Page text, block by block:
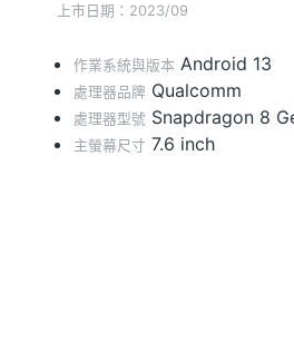
上市日期：2023/09
作業系統與版本 Android 13
處理器品牌 Qualcomm
處理器型號 Snapdragon 8
主螢幕尺寸 7.6 inch